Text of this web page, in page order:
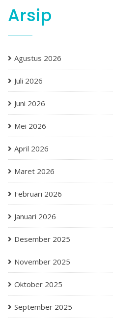
Arsip
Agustus 2026
Juli 2026
Juni 2026
Mei 2026
April 2026
Maret 2026
Februari 2026
Januari 2026
Desember 2025
November 2025
Oktober 2025
September 2025